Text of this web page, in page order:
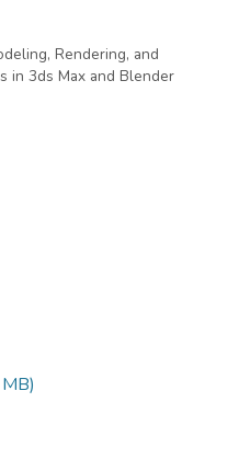
Rendering, and
in 3ds Max and Blender